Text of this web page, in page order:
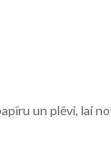
un plēvi, lai